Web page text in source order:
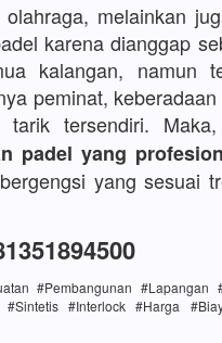
melainkan
karena dianggap
kalangan, namun
peminat,
tersendiri. Maka,
padel yang
yang sesuai
#Pembangunan #Lapangan
#Sintetis #Interlock #Harga